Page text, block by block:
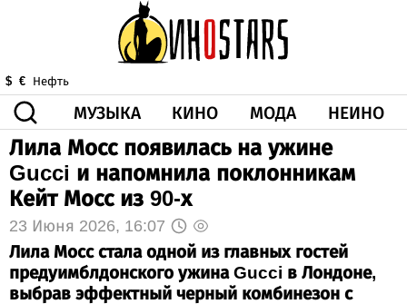
$ € Нефть
МУЗЫКА КИНО МОДА НЕИНО
ЗДОРОВЬЕ КОРОНА ИСКУССТВО
ДРУГОЕ
ВИДЕО
ГОРОСКОП
Лила Мосс появилась на ужине
Gucci и напомнила поклонникам
Кейт Мосс из 90-х
23 Июня 2026, 16:07
Лила Мосс стала одной из главных гостей
предуимблдонского ужина Gucci в Лондоне,
выбрав эффектный черный комбинезон с